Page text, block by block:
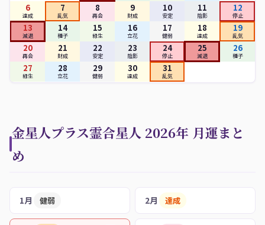
6
達成
7
乱気
8
再会
9
財成
10
安定
11
陰影
12
停止
13
減退
14
種子
15
緑生
16
立花
17
健弱
18
達成
19
乱気
20
再会
21
財成
22
安定
23
陰影
24
停止
25
減退
26
種子
27
緑生
28
立花
29
健弱
30
達成
31
乱気
金星人プラス霊合星人 2026年 月運まと
め
1月 健弱 2月 達成